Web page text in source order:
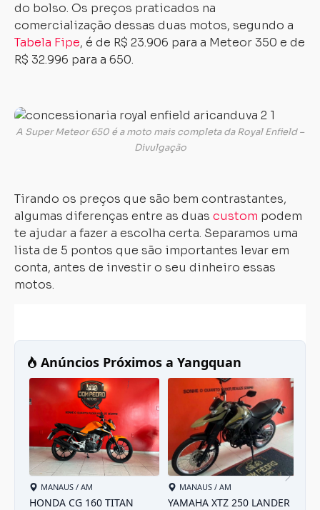
do bolso. Os preços praticados na
comercialização dessas duas motos, segundo a
Tabela Fipe, é de R$ 23.906 para a Meteor 350 e de
R$ 32.996 para a 650.
A Super Meteor 650 é a moto mais completa da Royal Enfield –
Divulgação
Tirando os preços que são bem contrastantes,
algumas diferenças entre as duas custom podem
te ajudar a fazer a escolha certa. Separamos uma
lista de 5 pontos que são importantes levar em
conta, antes de investir o seu dinheiro essas
motos.